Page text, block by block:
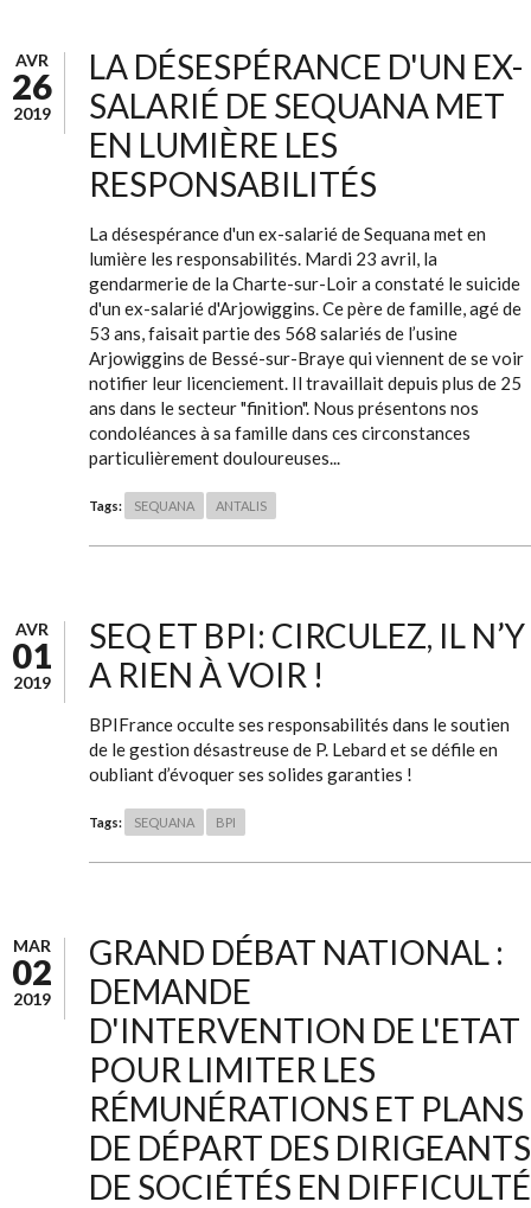
AVR
26
2019
LA DÉSESPÉRANCE D'UN EX-
SALARIÉ DE SEQUANA MET
EN LUMIÈRE LES
RESPONSABILITÉS
La désespérance d'un ex-salarié de Sequana met en
lumière les responsabilités. Mardi 23 avril, la
gendarmerie de la Charte-sur-Loir a constaté le suicide
d'un ex-salarié d'Arjowiggins. Ce père de famille, agé de
53 ans, faisait partie des 568 salariés de l’usine
Arjowiggins de Bessé-sur-Braye qui viennent de se voir
notifier leur licenciement. Il travaillait depuis plus de 25
ans dans le secteur "finition". Nous présentons nos
condoléances à sa famille dans ces circonstances
particulièrement douloureuses...
Tags: SEQUANA ANTALIS
AVR
01
2019
SEQ ET BPI: CIRCULEZ, IL N’Y
A RIEN À VOIR !
BPIFrance occulte ses responsabilités dans le soutien
de le gestion désastreuse de P. Lebard et se défile en
oubliant d’évoquer ses solides garanties !
Tags: SEQUANA BPI
MAR
02
2019
GRAND DÉBAT NATIONAL :
DEMANDE
D'INTERVENTION DE L'ETAT
POUR LIMITER LES
RÉMUNÉRATIONS ET PLANS
DE DÉPART DES DIRIGEANTS
DE SOCIÉTÉS EN DIFFICULTÉ